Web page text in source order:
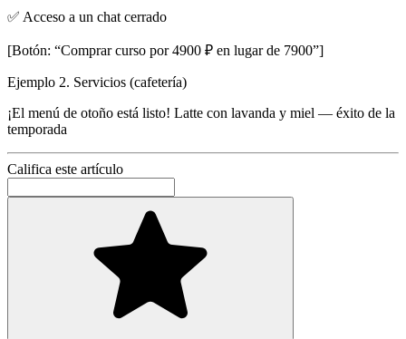
✅ Acceso a un chat cerrado
[Botón: “Comprar curso por 4900 ₽ en lugar de 7900”]
Ejemplo 2. Servicios (cafetería)
¡El menú de otoño está listo! Latte con lavanda y miel — éxito de la
temporada
Califica este artículo